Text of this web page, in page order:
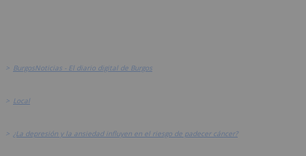
> BurgosNoticias - El diario digital de Burgos
> Local
> ¿La depresión y la ansiedad influyen en el riesgo de padecer cáncer?